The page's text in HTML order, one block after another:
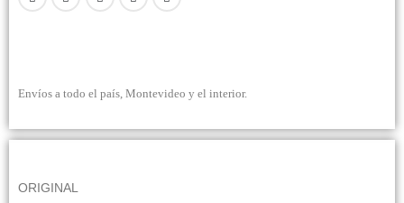
Envíos a todo el país, Montevideo y el interior.
ORIGINAL